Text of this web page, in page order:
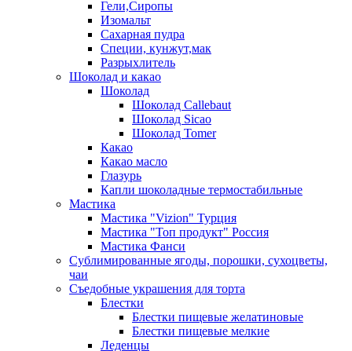
Гели,Сиропы
Изомальт
Сахарная пудра
Специи, кунжут,мак
Разрыхлитель
Шоколад и какао
Шоколад
Шоколад Callebaut
Шоколад Sicao
Шоколад Tomer
Какао
Какао масло
Глазурь
Капли шоколадные термостабильные
Мастика
Мастика "Vizion" Турция
Мастика "Топ продукт" Россия
Мастика Фанси
Сублимированные ягоды, порошки, сухоцветы,
чаи
Съедобные украшения для торта
Блестки
Блестки пищевые желатиновые
Блестки пищевые мелкие
Леденцы